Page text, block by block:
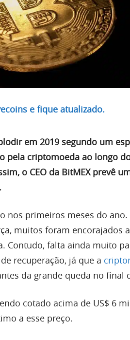
e fique atualizado.
em 2019 segundo um
pela criptomoeda ao longo
o CEO da BitMEX prevê
nos primeiros meses do ano.
muitos foram encorajados
Contudo, falta ainda muito
recuperação, já que a
da grande queda no final
cotado acima de US$ 6
a esse preço.